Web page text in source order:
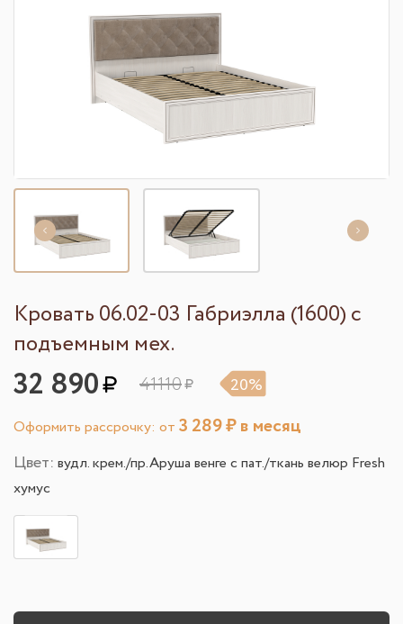
Кровать 06.02-03 Габриэлла (1600) с
подъемным мех.
32 890 41110 20%
Оформить рассрочку: от 3 289₽ в месяц
Цвет: вудл. крем./пр.Аруша венге с пат./ткань велюр Fresh
хумус